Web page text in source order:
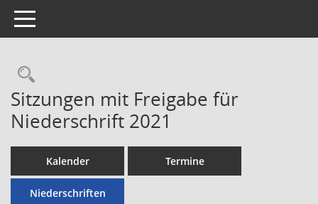
Toggle navigation
Rechercheauswahl
Sitzungen mit Freigabe für
Niederschrift 2021
Kalender Termine
Niederschriften